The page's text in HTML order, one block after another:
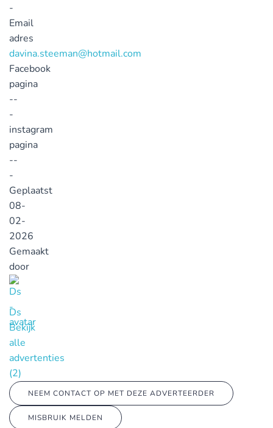
-
Email
adres
davina.steeman@hotmail.com
Facebook
pagina
--
-
instagram
pagina
--
-
Geplaatst
08-
02-
2026
Gemaakt
door
Ds
Bekijk
alle
advertenties
(2)
NEEM CONTACT OP MET DEZE ADVERTEERDER
MISBRUIK MELDEN